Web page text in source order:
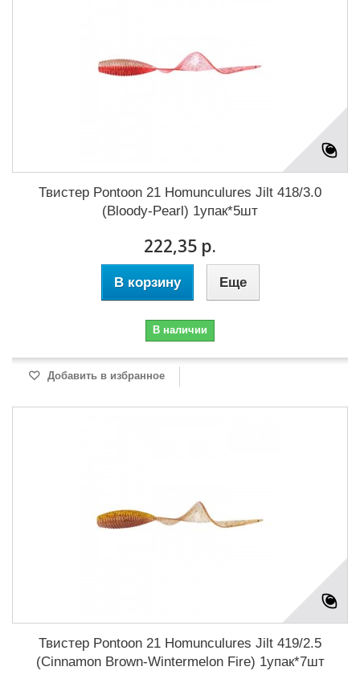
Твистер Pontoon 21 Homunculures Jilt 418/3.0
(Bloody-Pearl) 1упак*5шт
222,35 р.
В корзину Еще
В наличии
Добавить в избранное
Твистер Pontoon 21 Homunculures Jilt 419/2.5
(Cinnamon Brown-Wintermelon Fire) 1упак*7шт